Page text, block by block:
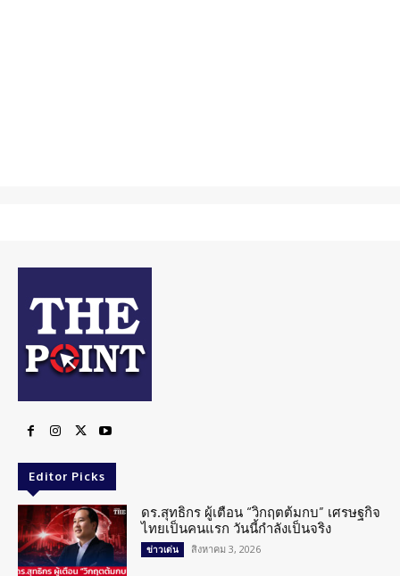
Editor Picks
ดร.สุทธิกร ผู้เตือน “วิกฤตต้มกบ” เศรษฐกิจ
ไทยเป็นคนแรก วันนี้กำลังเป็นจริง
ข่าวเด่น สิงหาคม 3, 2026